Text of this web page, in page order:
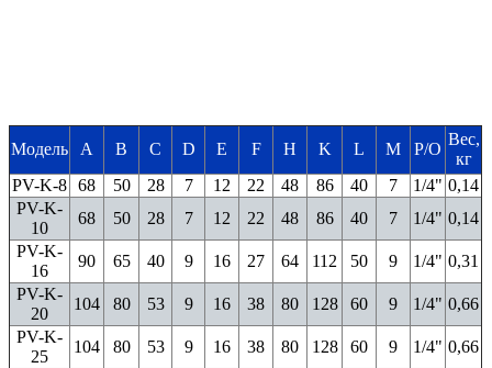
Модель A B C D E F H K L M P/O
Вес,
кг
PV-K-8 68 50 28 7 12 22 48 86 40 7 1/4" 0,14
PV-K-
10
68 50 28 7 12 22 48 86 40 7 1/4" 0,14
PV-K-
16
90 65 40 9 16 27 64 112 50 9 1/4" 0,31
PV-K-
20
104 80 53 9 16 38 80 128 60 9 1/4" 0,66
PV-K-
25
104 80 53 9 16 38 80 128 60 9 1/4" 0,66